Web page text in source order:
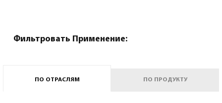
0
Фильтровать Применение:
ПО ОТРАСЛЯМ ПО ПРОДУКТУ